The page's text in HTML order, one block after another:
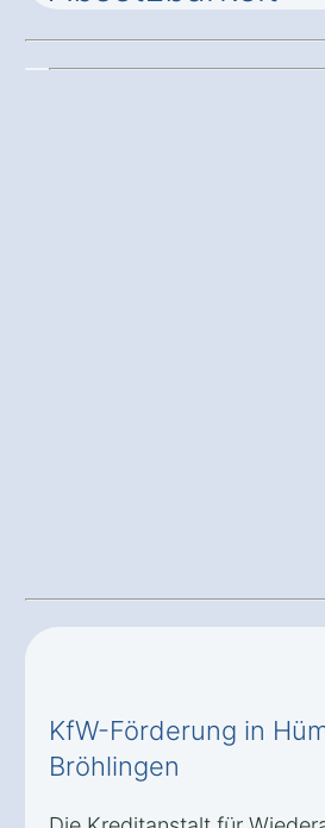
KfW-Förderung in
Bröhlingen